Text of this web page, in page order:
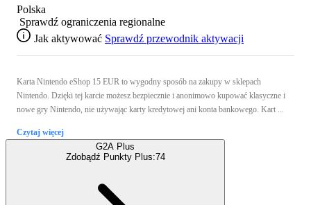
Polska
Sprawdź ograniczenia regionalne
Jak aktywować Sprawdź przewodnik aktywacji
Karta Nintendo eShop 15 EUR to wygodny sposób na zakupy w sklepach
Nintendo. Dzięki tej karcie możesz bezpiecznie i anonimowo kupować klasyczne i
nowe gry Nintendo, nie używając karty kredytowej ani konta bankowego. Kart ...
Czytaj więcej
G2A Plus
Zdobądź Punkty Plus:74